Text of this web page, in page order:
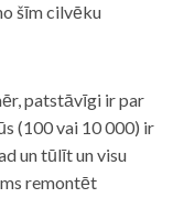
šīm cilvēku
patstāvīgi ir par
(100 vai 10 000) ir
un tūlīt un visu
remontēt